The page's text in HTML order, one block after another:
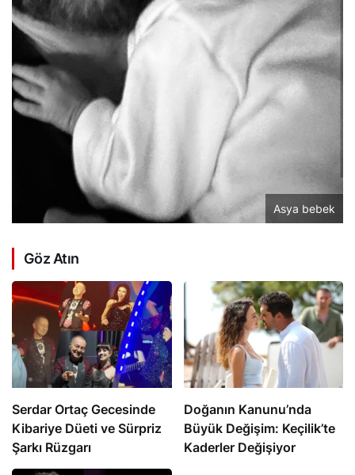
Asya bebek
Göz Atın
Serdar Ortaç Gecesinde
Kibariye Düeti ve Sürpriz
Şarkı Rüzgarı
Doğanın Kanunu’nda
Büyük Değişim: Keçilik’te
Kaderler Değişiyor